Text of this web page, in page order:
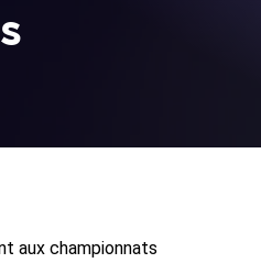
aux championnats